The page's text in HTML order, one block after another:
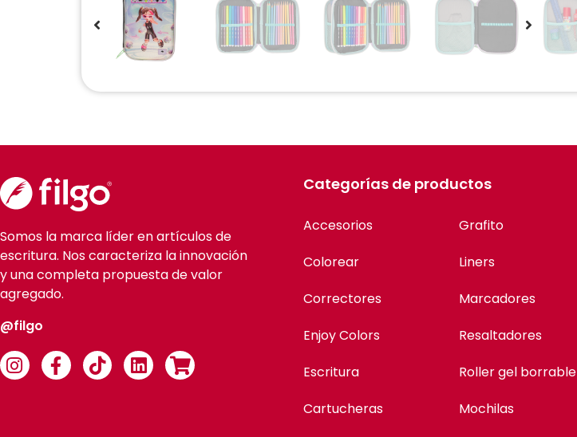
Somos la marca líder en artículos de
escritura. Nos caracteriza la innovación
y una completa propuesta de valor
agregado.
@filgo
Categorías de productos
Accesorios
Colorear
Correctores
Enjoy Colors
Escritura
Cartucheras
Grafito
Liners
Marcadores
Resaltadores
Roller gel borrable
Mochilas